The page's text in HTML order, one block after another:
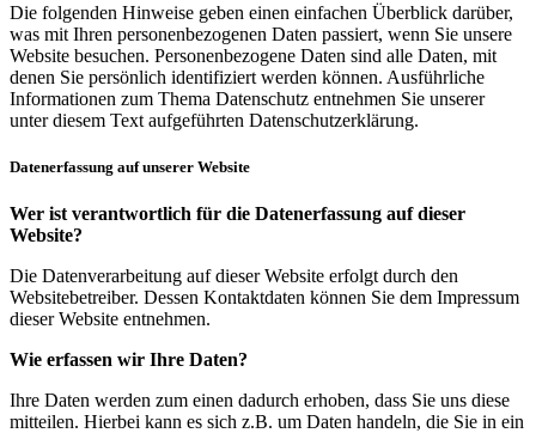
Die folgenden Hinweise geben einen einfachen Überblick darüber,
was mit Ihren personenbezogenen Daten passiert, wenn Sie unsere
Website besuchen. Personenbezogene Daten sind alle Daten, mit
denen Sie persönlich identifiziert werden können. Ausführliche
Informationen zum Thema Datenschutz entnehmen Sie unserer
unter diesem Text aufgeführten Datenschutzerklärung.
Datenerfassung auf unserer Website
Wer ist verantwortlich für die Datenerfassung auf dieser
Website?
Die Datenverarbeitung auf dieser Website erfolgt durch den
Websitebetreiber. Dessen Kontaktdaten können Sie dem Impressum
dieser Website entnehmen.
Wie erfassen wir Ihre Daten?
Ihre Daten werden zum einen dadurch erhoben, dass Sie uns diese
mitteilen. Hierbei kann es sich z.B. um Daten handeln, die Sie in ein